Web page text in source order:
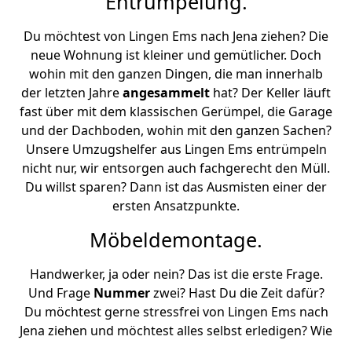
Du möchtest von Lingen Ems nach Jena ziehen? Die
neue Wohnung ist kleiner und gemütlicher. Doch
wohin mit den ganzen Dingen, die man innerhalb
der letzten Jahreangesammelt hat? Der Keller läuft
fast über mit dem klassischen Gerümpel, die Garage
und der Dachboden, wohin mit den ganzen Sachen?
Unsere Umzugshelfer aus Lingen Ems entrümpeln
nicht nur, wir entsorgen auch fachgerecht den Müll.
Du willst sparen? Dann ist das Ausmisten einer der
ersten Ansatzpunkte.
Möbeldemontage.
Handwerker, ja oder nein? Das ist die erste Frage.
Und Frage Nummerzwei? Hast Du die Zeit dafür?
Du möchtest gerne stressfrei von Lingen Ems nach
Jena ziehen und möchtest alles selbst erledigen? Wie